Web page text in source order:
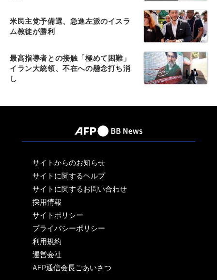
米民主党予備選、急進左派のイスラ
ム教徒が勝利
最高指導者との接触「極めて困難」
イラン大統領、不在への懸念打ち消
し
サイトからのお知らせ
サイトに関するヘルプ
サイトに関するお問い合わせ
採用情報
サイトポリシー
プライバシーポリシー
利用規約
運営会社
AFP通信会長ごあいさつ